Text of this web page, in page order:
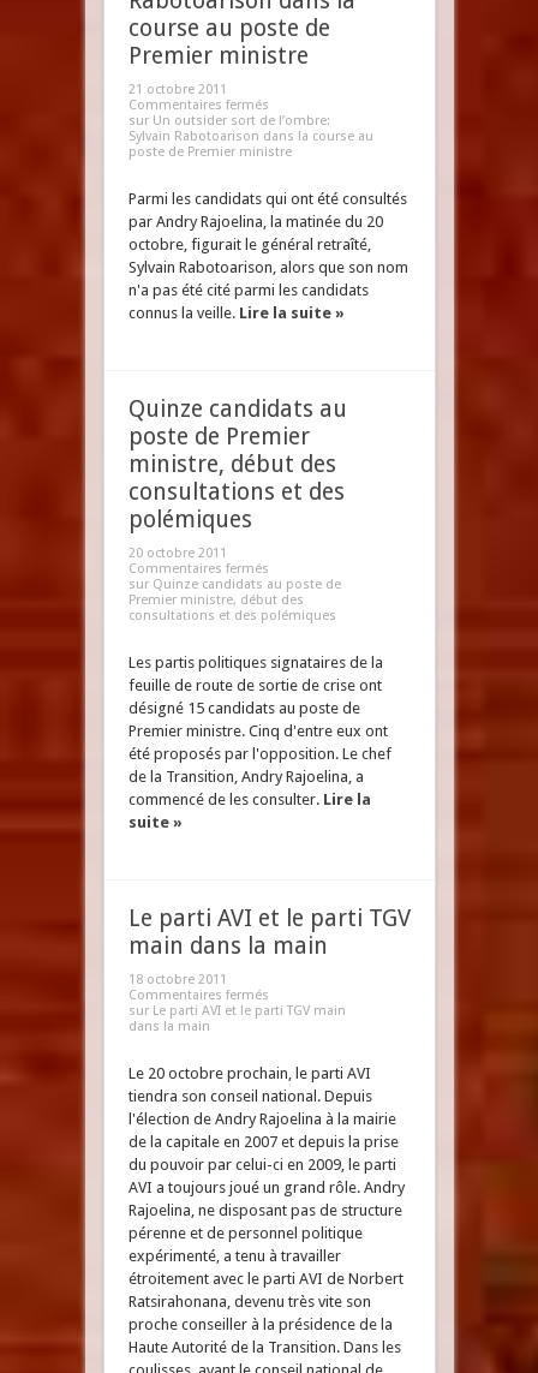
course au poste de
Premier ministre
21 octobre 2011
Commentaires fermés
sur Un outsider sort de l’ombre:
Sylvain Rabotoarison dans la course au
poste de Premier ministre
Parmi les candidats qui ont été consultés
par Andry Rajoelina, la matinée du 20
octobre, figurait le général retraîté,
Sylvain Rabotoarison, alors que son nom
n'a pas été cité parmi les candidats
connus la veille. Lire la suite »
Quinze candidats au
poste de Premier
ministre, début des
consultations et des
polémiques
20 octobre 2011
Commentaires fermés
sur Quinze candidats au poste de
Premier ministre, début des
consultations et des polémiques
Les partis politiques signataires de la
feuille de route de sortie de crise ont
désigné 15 candidats au poste de
Premier ministre. Cinq d'entre eux ont
été proposés par l'opposition. Le chef
de la Transition, Andry Rajoelina, a
commencé de les consulter. Lire la
suite »
Le parti AVI et le parti TGV
main dans la main
18 octobre 2011
Commentaires fermés
sur Le parti AVI et le parti TGV main
dans la main
Le 20 octobre prochain, le parti AVI
tiendra son conseil national. Depuis
l'élection de Andry Rajoelina à la mairie
de la capitale en 2007 et depuis la prise
du pouvoir par celui-ci en 2009, le parti
AVI a toujours joué un grand rôle. Andry
Rajoelina, ne disposant pas de structure
pérenne et de personnel politique
expérimenté, a tenu à travailler
étroitement avec le parti AVI de Norbert
Ratsirahonana, devenu très vite son
proche conseiller à la présidence de la
Haute Autorité de la Transition. Dans les